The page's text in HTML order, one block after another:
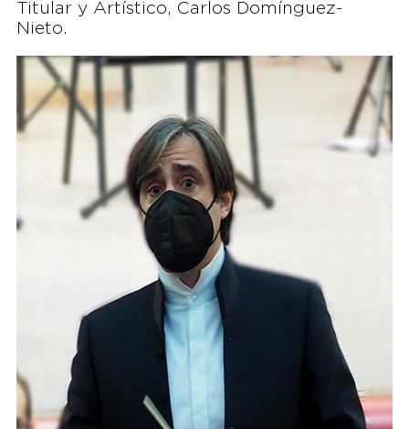
Titular y Artístico, Carlos Domínguez-
Nieto.